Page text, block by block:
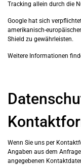
Tracking allein durch die
Google hat sich
amerikanisch-
Shield zu gewährleisten.
Weitere Informationen
Wenn Sie uns per
Angaben aus dem
angegebenen